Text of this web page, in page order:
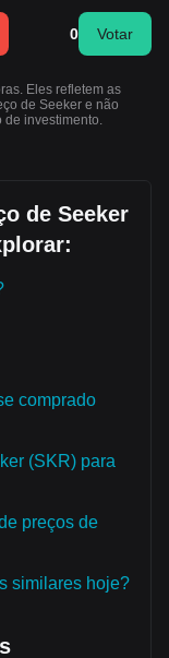
0 Votar
Eles refletem as
de Seeker e não
de investimento.
de Seeker
comprado
(SKR) para
preços de
similares hoje?